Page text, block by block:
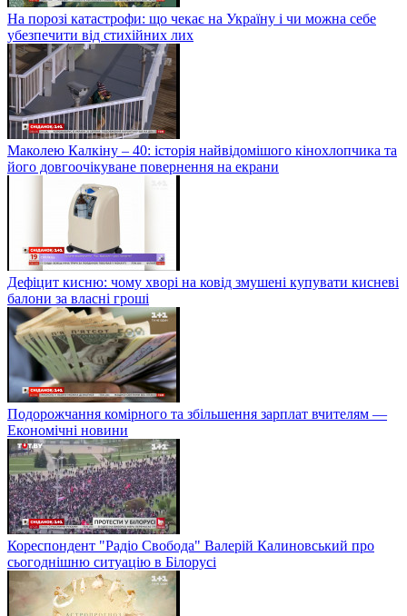
На порозі катастрофи: що чекає на Україну і чи можна себе
убезпечити від стихійних лих
Маколею Калкіну – 40: історія найвідомішого кінохлопчика та
його довгоочікуване повернення на екрани
Дефіцит кисню: чому хворі на ковід змушені купувати кисневі
балони за власні гроші
Подорожчання комірного та збільшення зарплат вчителям —
Економічні новини
Кореспондент "Радіо Свобода" Валерій Калиновський про
сьогоднішню ситуацію в Білорусі